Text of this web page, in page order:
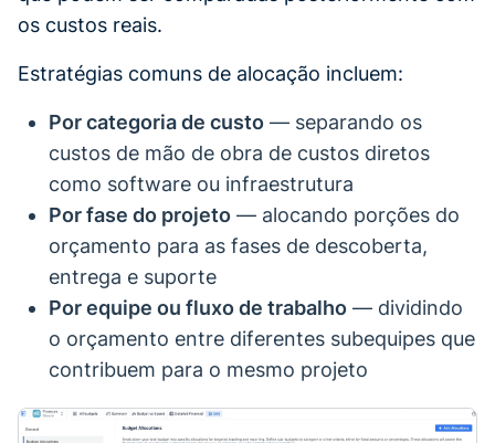
os custos reais.
Estratégias comuns de alocação incluem:
Por categoria de custo — separando os
custos de mão de obra de custos diretos
como software ou infraestrutura
Por fase do projeto — alocando porções do
orçamento para as fases de descoberta,
entrega e suporte
Por equipe ou fluxo de trabalho — dividindo
o orçamento entre diferentes subequipes que
contribuem para o mesmo projeto